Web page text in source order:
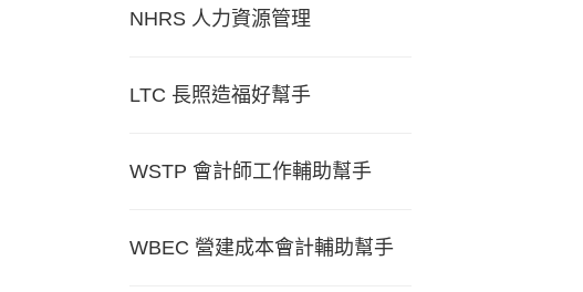
NHRS 人力資源管理
LTC 長照造福好幫手
WSTP 會計師工作輔助幫手
WBEC 營建成本會計輔助幫手